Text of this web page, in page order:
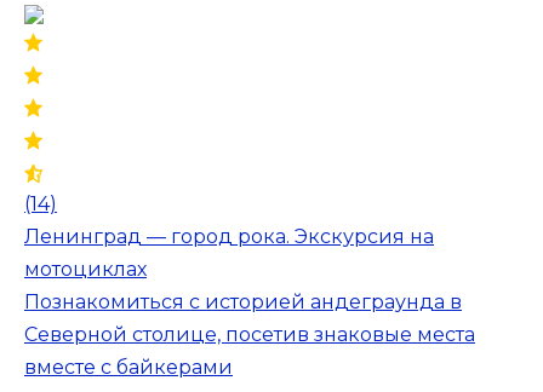
(14)
Ленинград — город рока. Экскурсия на
мотоциклах
Познакомиться с историей андеграунда в
Северной столице, посетив знаковые места
вместе с байкерами